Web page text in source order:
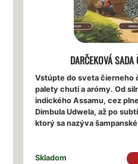
DARČEKOVÁ
Vstúpte do sveta čierneho
palety chutí a arómy. Od
indického Assamu, cez
Dimbula Udwela, až po
ktorý sa nazýva
Skladom